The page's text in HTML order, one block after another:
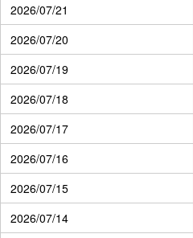
2026/07/21
2026/07/20
2026/07/19
2026/07/18
2026/07/17
2026/07/16
2026/07/15
2026/07/14